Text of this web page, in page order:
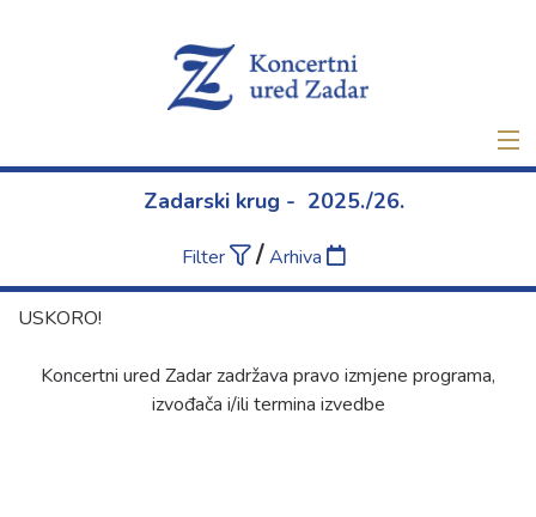
Novo
Zadarski krug - 2025./26.
Filter /Arhiva
USKORO!
Koncertni ured Zadar zadržava pravo izmjene programa,
izvođača i/ili termina izvedbe